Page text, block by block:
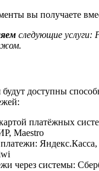
вы получаете
следующие услуги:
доступны
платёжных
Maestrо
через системы: